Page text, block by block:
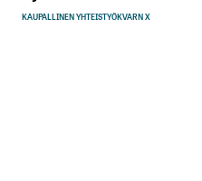
KAUPALLINEN YHTEISTYÖKVARN X